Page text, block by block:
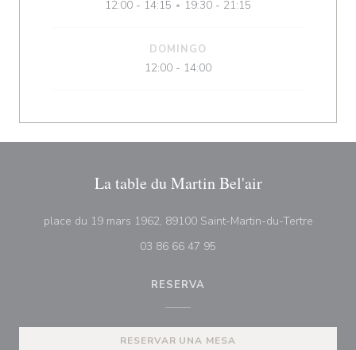
12:00 - 14:15 • 19:30 - 21:15
DOMINGO
12:00 - 14:00
La table du Martin Bel'air
place du 19 mars 1962, 89100 Saint-Martin-du-Tertre((abre
03 86 66 47 95
RESERVA
RESERVAR UNA MESA